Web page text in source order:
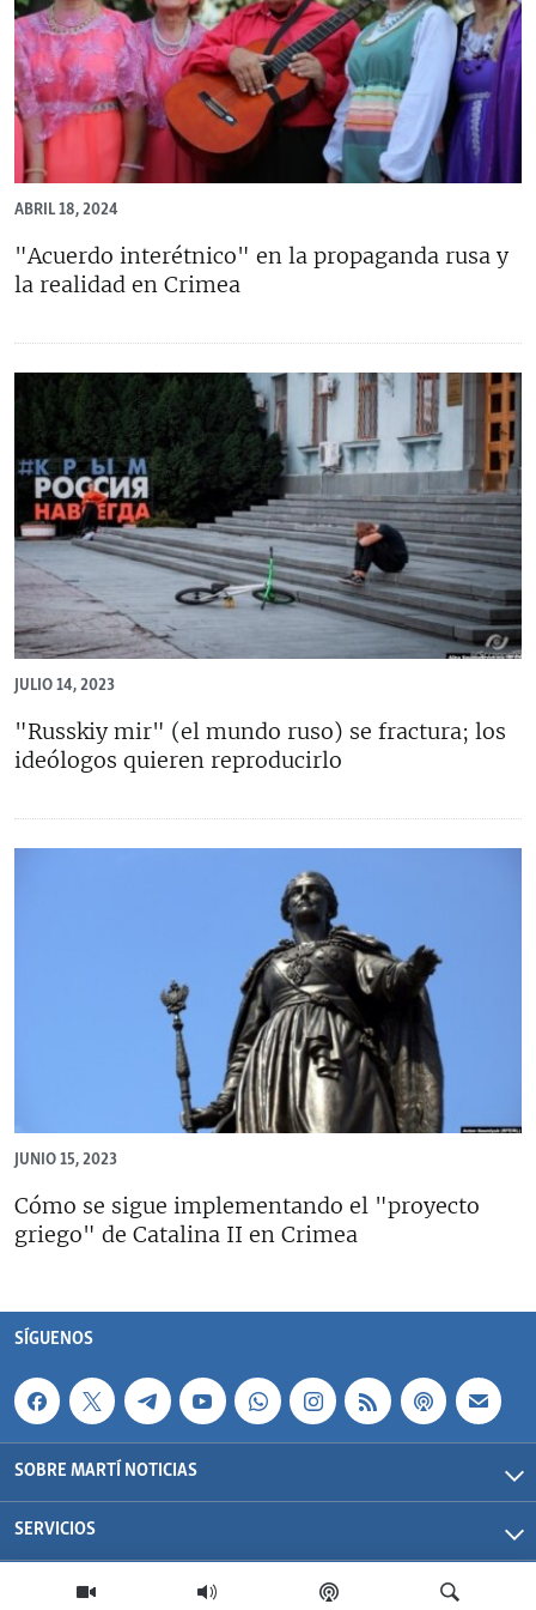
ABRIL 18, 2024
"Acuerdo interétnico" en la propaganda rusa y
la realidad en Crimea
JULIO 14, 2023
"Russkiy mir" (el mundo ruso) se fractura; los
ideólogos quieren reproducirlo
JUNIO 15, 2023
Cómo se sigue implementando el "proyecto
griego" de Catalina II en Crimea
SÍGUENOS
SOBRE MARTÍ NOTICIAS
SERVICIOS
Martí Noticias| 2026 | OCB | Todos los derechos reservados.